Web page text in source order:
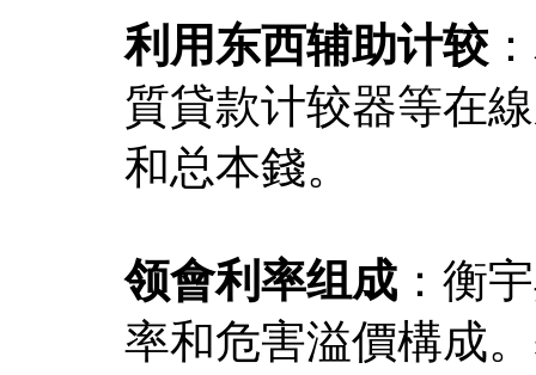
利用东西辅助计较
質貸款计较器等在
和总本錢。
领會利率组成 ：衡
率和危害溢價構成